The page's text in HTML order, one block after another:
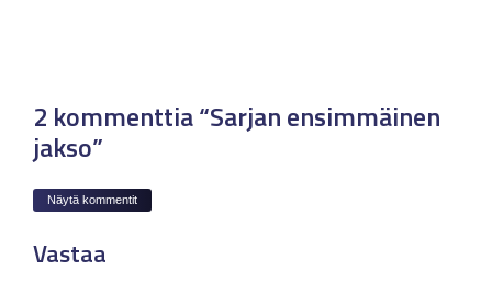
2 kommenttia “Sarjan ensimmäinen
jakso”
Näytä kommentit
Vastaa